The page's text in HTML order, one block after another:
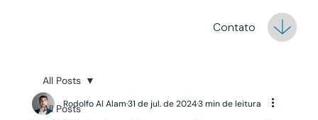
Contato
All Posts
All Posts
Rodolfo Al Alam31 de jul. de 20243 min de leitura